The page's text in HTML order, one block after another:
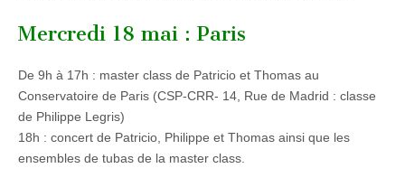
Mercredi 18 mai : Paris
De 9h à 17h : master class de Patricio et Thomas au
Conservatoire de Paris (CSP-CRR- 14, Rue de Madrid : classe
de Philippe Legris)
18h : concert de Patricio, Philippe et Thomas ainsi que les
ensembles de tubas de la master class.